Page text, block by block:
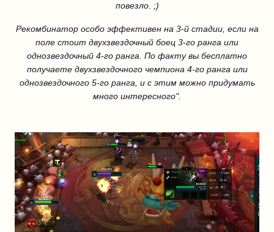
повезло. ;)
Рекомбинатор особо эффективен на 3-й стадии, если на
поле стоит двухзвездочный боец 3-го ранга или
однозвездочный 4-го ранга. По факту вы бесплатно
получаете двухзвездочного чемпиона 4-го ранга или
однозвездочного 5-го ранга, и с этим можно придумать
много интересного".